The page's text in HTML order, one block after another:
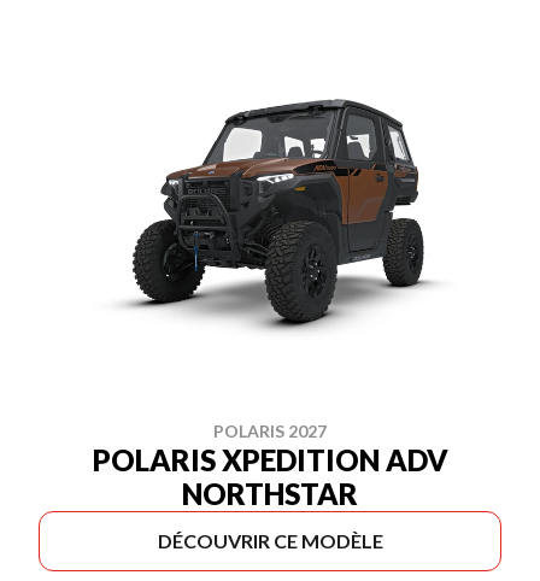
POLARIS 2027
POLARIS XPEDITION ADV
NORTHSTAR
DÉCOUVRIR CE MODÈLE